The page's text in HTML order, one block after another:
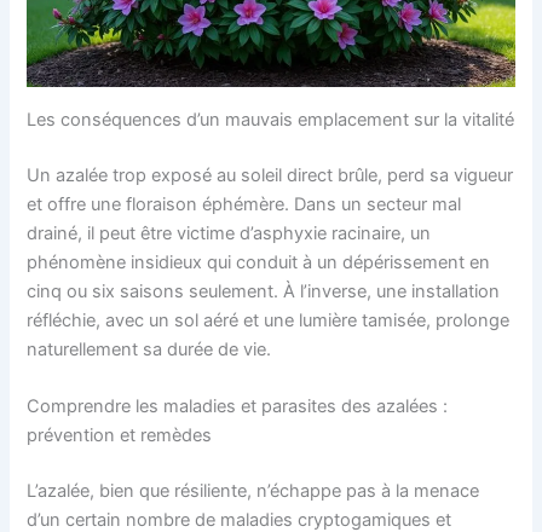
Les conséquences d’un mauvais emplacement sur la vitalité
Un azalée trop exposé au soleil direct brûle, perd sa vigueur
et offre une floraison éphémère. Dans un secteur mal
drainé, il peut être victime d’asphyxie racinaire, un
phénomène insidieux qui conduit à un dépérissement en
cinq ou six saisons seulement. À l’inverse, une installation
réfléchie, avec un sol aéré et une lumière tamisée, prolonge
naturellement sa durée de vie.
Comprendre les maladies et parasites des azalées :
prévention et remèdes
L’azalée, bien que résiliente, n’échappe pas à la menace
d’un certain nombre de maladies cryptogamiques et